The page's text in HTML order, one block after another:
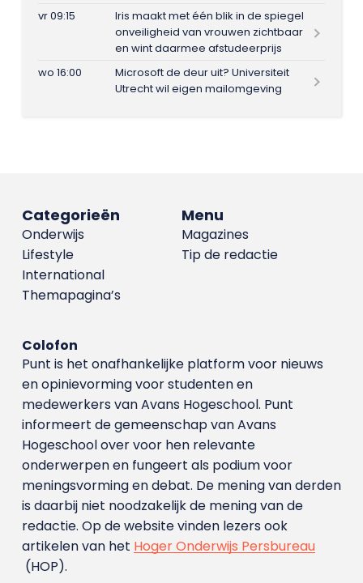
vr 09:15
Iris maakt met één blik in de spiegel
onveiligheid van vrouwen zichtbaar
en wint daarmee afstudeerprijs
wo 16:00
Microsoft de deur uit? Universiteit
Utrecht wil eigen mailomgeving
Menu
Magazines
Tip de redactie
Categorieën
Onderwijs
Lifestyle
International
Themapagina’s
Colofon
Punt is het onafhankelijke platform voor nieuws
en opinievorming voor studenten en
medewerkers van Avans Hoge­school. Punt
informeert de gemeenschap van Avans
Hogeschool over voor hen relevante
onderwerpen en fungeert als podium voor
meningsvorming en debat. De mening van derden
is daarbij niet noodzakelijk de mening van de
redactie. Op de website vinden lezers ook
artikelen van het Hoger Onderwijs Persbureau
(HOP).